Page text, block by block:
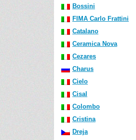
Bossini
FIMA Carlo Frattini
Catalano
Ceramica Nova
Cezares
Charus
Cielo
Cisal
Colombo
Cristina
Dreja